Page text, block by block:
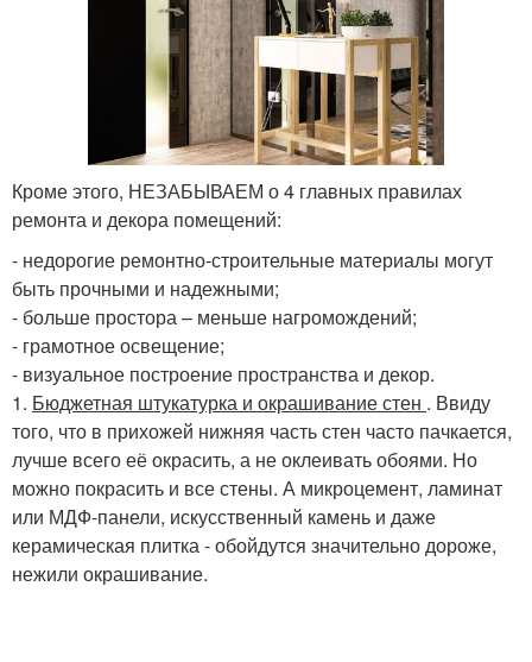
Кроме этого, НЕЗАБЫВАЕМ о 4 главных правилах
ремонта и декора помещений:
- недорогие ремонтно-строительные материалы могут
быть прочными и надежными;
- больше простора – меньше нагромождений;
- грамотное освещение;
- визуальное построение пространства и декор.
1. Бюджетная штукатурка и окрашивание стен . Ввиду
того, что в прихожей нижняя часть стен часто пачкается,
лучше всего её окрасить, а не оклеивать обоями. Но
можно покрасить и все стены. А микроцемент, ламинат
или МДФ-панели, искусственный камень и даже
керамическая плитка - обойдутся значительно дороже,
нежили окрашивание.